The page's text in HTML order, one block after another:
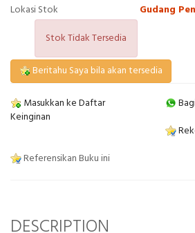
Lokasi Stok
Gudang
Stok Tidak Tersedia
Beritahu Saya bila akan tersedia
Masukkan ke Daftar
Keinginan
Referensikan Buku ini
DESCRIPTION